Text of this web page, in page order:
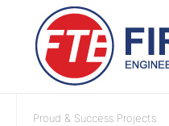
Proud & Success Projects